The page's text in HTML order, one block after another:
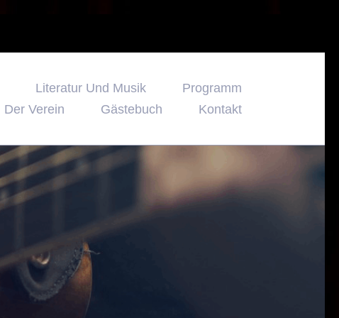
Literatur Und Musik
Programm
Der Verein
Gästebuch Kontakt